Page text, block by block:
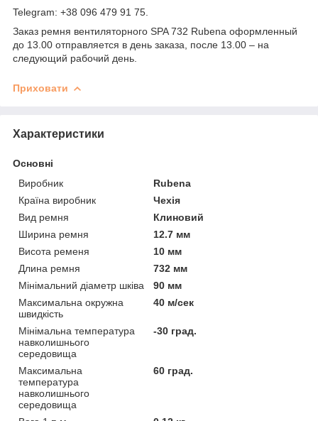
Telegram: +38 096 479 91 75.
Заказ ремня вентиляторного SPA 732 Rubena оформленный
до 13.00 отправляется в день заказа, после 13.00 – на
следующий рабочий день.
Приховати
Характеристики
Основні
Виробник
Rubena
Країна виробник
Чехія
Вид ремня
Клиновий
Ширина ремня
12.7 мм
Висота ременя
10 мм
Длина ремня
732 мм
Мінімальний діаметр шківа
90 мм
Максимальна окружна
швидкість
40 м/сек
Мінімальна температура
навколишнього
середовища
-30 град.
Максимальна
температура
навколишнього
середовища
60 град.